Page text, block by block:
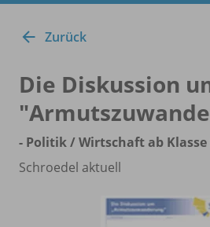
Zurück
Die Diskussion
- Politik /Wirtschaft ab Klasse
Schroedel aktuell